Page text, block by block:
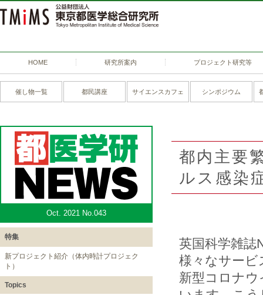
HOME 研究所案内 プロジェクト研究等
催し物一覧 都民講座 サイエンスカフェ シンポジウム
Oct. 2021 No.043
特集
新プロジェクト紹介（体内時計プロジェク
ト）
Topics
都内主要
ルス感染
英国科学雑誌
様々なサービ
新型コロナ